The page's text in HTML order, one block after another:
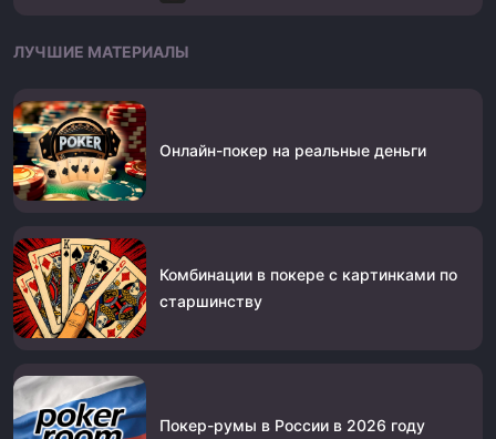
ЛУЧШИЕ МАТЕРИАЛЫ
Онлайн-покер на реальные деньги
Комбинации в покере с картинками по
старшинству
Покер-румы в России в 2026 году